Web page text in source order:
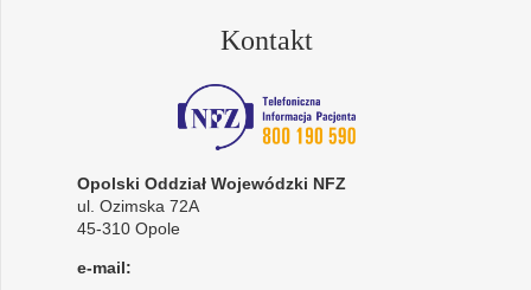
Kontakt
Opolski Oddział Wojewódzki NFZ
ul. Ozimska 72A
45-310 Opole
e-mail: